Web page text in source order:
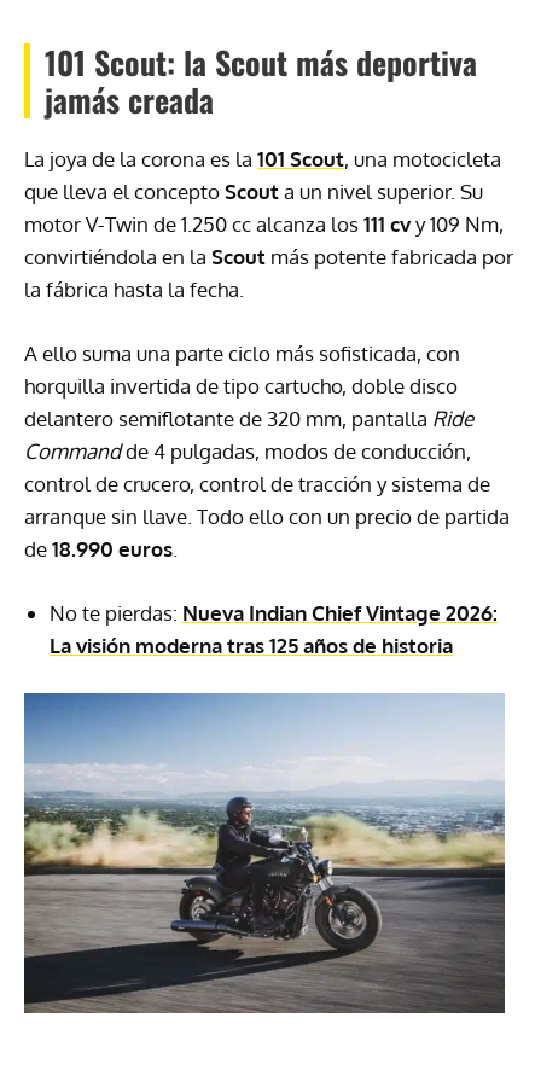
101 Scout: la Scout más deportiva
jamás creada
La joya de la corona es la 101 Scout, una motocicleta
que lleva el conceptoScouta un nivel superior. Su
motor V-Twin de 1.250 cc alcanza los111 cvy 109 Nm,
convirtiéndola en la Scout más potente fabricada por
la fábrica hasta la fecha.
A ello suma una parte ciclo más sofisticada, con
horquilla invertida de tipo cartucho, doble disco
delantero semiflotante de 320 mm, pantalla Ride
Commandde 4 pulgadas, modos de conducción,
control de crucero, control de tracción y sistema de
arranque sin llave. Todo ello con un precio de partida
de18.990 euros
No te pierdas: Nueva Indian Chief Vintage 2026:
La visión moderna tras 125 años de historia